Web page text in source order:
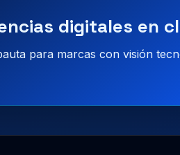
digitales en
para marcas con visión